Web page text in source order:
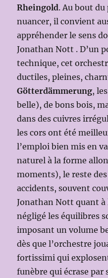
Rheingold. Au bout
nuancer, il convient
appréhender le sens
Jonathan Nott . D’un
technique, cet
ductiles, pleines,
Götterdämmerung,
belle), de bons bois,
dans des cuivres
les cors ont été
l’emploi bien mis en
naturel à la forme
moments), le reste
accidents, souvent
Jonathan Nott quant à
négligé les équilibres
imposant un volume
dès que l’orchestre
fortissimi qui
funèbre qui écrase par